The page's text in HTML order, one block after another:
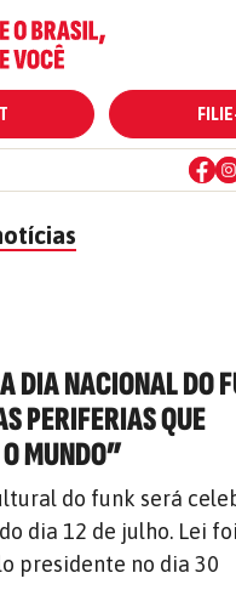
DIA NACIONAL DO
PERIFERIAS QUE
MUNDO”
do funk será
dia 12 de julho. Lei foi
presidente no dia 30